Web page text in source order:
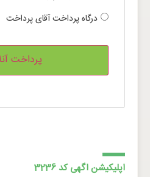
درگاه پرداخت آقای پرداخت
اپلیکیشن اگهی کد 3236